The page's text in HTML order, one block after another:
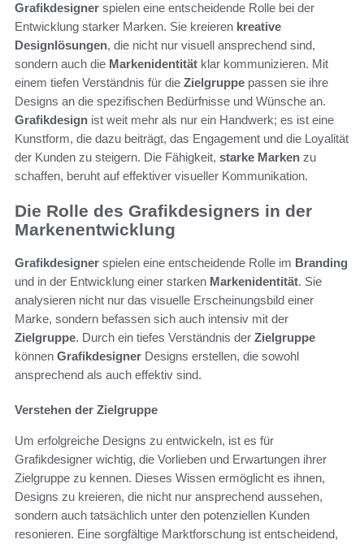
Grafikdesigner spielen eine entscheidende Rolle bei der
Entwicklung starker Marken. Sie kreieren kreative
Designlösungen, die nicht nur visuell ansprechend sind,
sondern auch die Markenidentität klar kommunizieren. Mit
einem tiefen Verständnis für die Zielgruppe passen sie ihre
Designs an die spezifischen Bedürfnisse und Wünsche an.
Grafikdesign ist weit mehr als nur ein Handwerk; es ist eine
Kunstform, die dazu beiträgt, das Engagement und die Loyalität
der Kunden zu steigern. Die Fähigkeit, starke Marken zu
schaffen, beruht auf effektiver visueller Kommunikation.
Die Rolle des Grafikdesigners in der
Markenentwicklung
Grafikdesigner spielen eine entscheidende Rolle im Branding
und in der Entwicklung einer starken Markenidentität. Sie
analysieren nicht nur das visuelle Erscheinungsbild einer
Marke, sondern befassen sich auch intensiv mit der
Zielgruppe. Durch ein tiefes Verständnis der Zielgruppe
können Grafikdesigner Designs erstellen, die sowohl
ansprechend als auch effektiv sind.
Verstehen der Zielgruppe
Um erfolgreiche Designs zu entwickeln, ist es für
Grafikdesigner wichtig, die Vorlieben und Erwartungen ihrer
Zielgruppe zu kennen. Dieses Wissen ermöglicht es ihnen,
Designs zu kreieren, die nicht nur ansprechend aussehen,
sondern auch tatsächlich unter den potenziellen Kunden
resonieren. Eine sorgfältige Marktforschung ist entscheidend,